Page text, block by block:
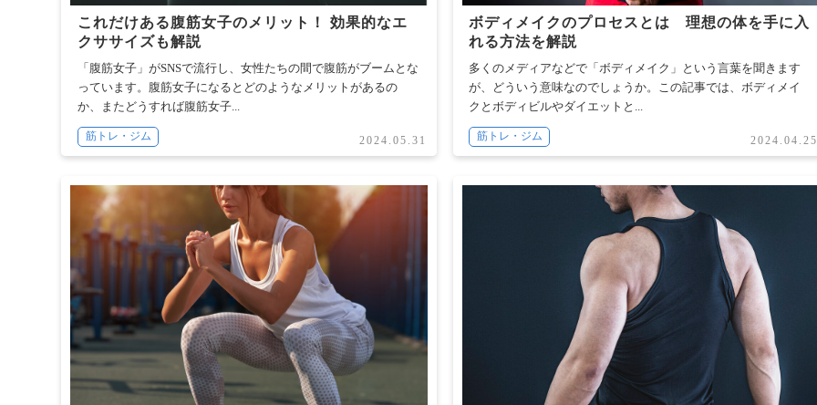
これだけある腹筋女子のメリット！ 効果的なエ
クササイズも解説
「腹筋女子」がSNSで流行し、女性たちの間で腹筋がブームとな
っています。腹筋女子になるとどのようなメリットがあるの
か、またどうすれば腹筋女子...
筋トレ・ジム 2024.05.31
ボディメイクのプロセスとは 理想の体を手に入
れる方法を解説
多くのメディアなどで「ボディメイク」という言葉を聞きます
が、どういう意味なのでしょうか。この記事では、ボディメイ
クとボディビルやダイエットと...
筋トレ・ジム 2024.04.25